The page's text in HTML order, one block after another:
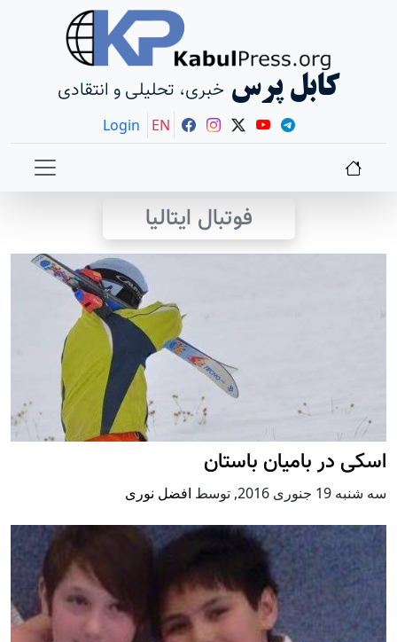
کابل پرس خبری، تحلیلی و انتقادی
Login EN
فوتبال ايتاليا
اسکی در بامیان باستان
سه شنبه 19 جنوری 2016 , توسط افضل نوری